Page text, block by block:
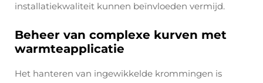
installatiekwaliteit kunnen beïnvloeden vermijd.
Beheer van complexe kurven met
warmteapplicatie
Het hanteren van ingewikkelde krommingen is